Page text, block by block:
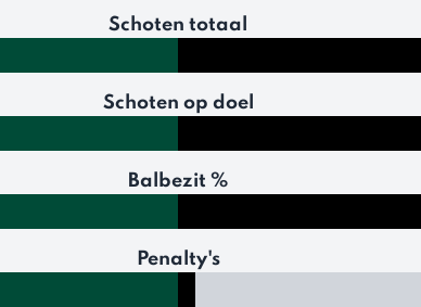
Schoten totaal
Schoten op doel
Balbezit %
Penalty's